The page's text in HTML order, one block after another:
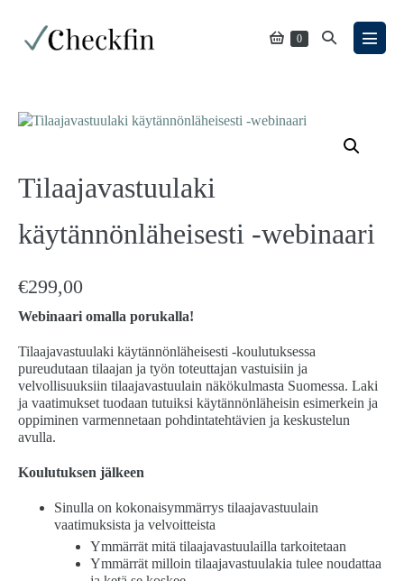
sisältöön
Ostoskori
0Tuotteet
ostoskorissa
Näytä/piilota
hakukenttä
Tilaajavastuulaki
käytännönläheisesti -webinaari
€299,00
Webinaari omalla porukalla!
Tilaajavastuulaki käytännönläheisesti -koulutuksessa
pureudutaan tilaajan ja työn toteuttajan vastuisiin ja
velvollisuuksiin tilaajavastuulain näkökulmasta Suomessa. Laki
ja vaatimukset tuodaan tutuiksi käytännönläheisin esimerkein ja
oppiminen varmennetaan pohdintatehtävien ja keskustelun
avulla.
Koulutuksen jälkeen
Sinulla on kokonaisymmärrys tilaajavastuulain
vaatimuksista ja velvoitteista
Ymmärrät mitä tilaajavastuulailla tarkoitetaan
Ymmärrät milloin tilaajavastuulakia tulee noudattaa